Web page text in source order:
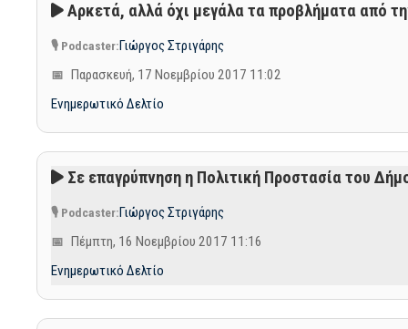
Αρκετά, αλλά όχι μεγάλα τα προβλήματα από
Γιώργος Στριγάρης
Παρασκευή, 17 Νοεμβρίου 2017 11:02
Ενημερωτικό Δελτίο
Σε επαγρύπνηση η Πολιτική Προστασία του
Γιώργος Στριγάρης
Πέμπτη, 16 Νοεμβρίου 2017 11:16
Ενημερωτικό Δελτίο